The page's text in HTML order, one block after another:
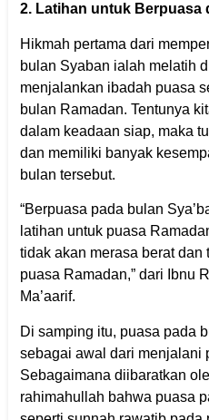
2. Latihan untuk Berpuasa
Hikmah pertama dari
bulan Syaban ialah melatih
menjalankan ibadah puasa
bulan Ramadan. Tentunya
dalam keadaan siap, maka
dan memiliki banyak
bulan tersebut.
“Berpuasa pada bulan
latihan untuk puasa
tidak akan merasa berat dan
puasa Ramadan,” dari Ibnu
Ma’aarif.
Di samping itu, puasa pada
sebagai awal dari menjalani
Sebagaimana diibaratkan
rahimahullah bahwa puasa